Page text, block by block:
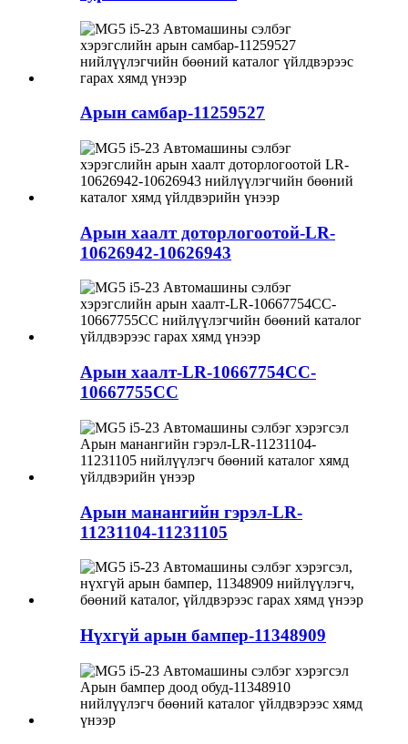
Арын самбар-11259527
Арын хаалт доторлогоотой-LR-
10626942-10626943
Арын хаалт-LR-10667754CC-
10667755CC
Арын манангийн гэрэл-LR-
11231104-11231105
Нүхгүй арын бампер-11348909